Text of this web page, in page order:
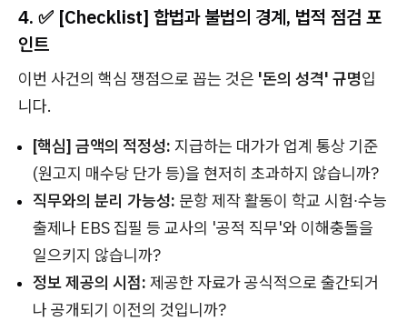
4. ✅ [Checklist] 합법과 불법의 경계, 법적 점검 포
인트
이번 사건의 핵심 쟁점으로 꼽는 것은 '돈의 성격' 규명입
니다.
[핵심] 금액의 적정성: 지급하는 대가가 업계 통상 기준
(원고지 매수당 단가 등)을 현저히 초과하지 않습니까?
직무와의 분리 가능성: 문항 제작 활동이 학교 시험∙수능
출제나 EBS 집필 등 교사의 '공적 직무'와 이해충돌을
일으키지 않습니까?
정보 제공의 시점: 제공한 자료가 공식적으로 출간되거
나 공개되기 이전의 것입니까?